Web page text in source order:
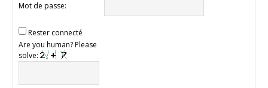
Mot de passe:
Rester connecté
Are you human? Please
solve: